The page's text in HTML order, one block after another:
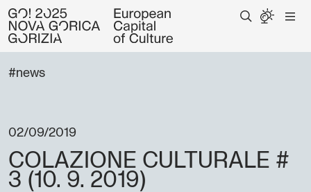
#news
02/09/2019
COLAZIONE CULTURALE #
3 (10. 9. 2019)